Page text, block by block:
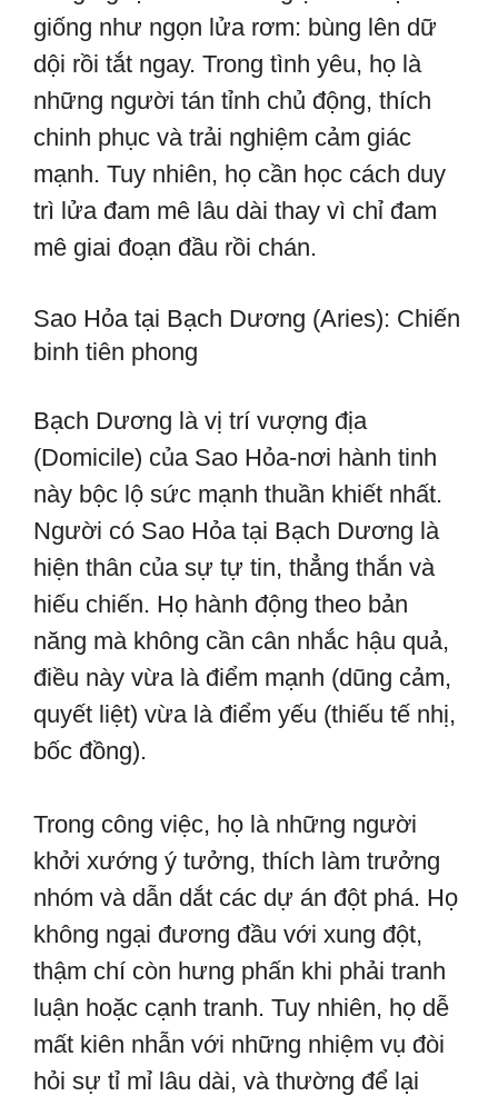
giống như ngọn lửa rơm: bùng lên dữ
dội rồi tắt ngay. Trong tình yêu, họ là
những người tán tỉnh chủ động, thích
chinh phục và trải nghiệm cảm giác
mạnh. Tuy nhiên, họ cần học cách duy
trì lửa đam mê lâu dài thay vì chỉ đam
mê giai đoạn đầu rồi chán.
Sao Hỏa tại Bạch Dương (Aries): Chiến
binh tiên phong
Bạch Dương là vị trí vượng địa
(Domicile) của Sao Hỏa-nơi hành tinh
này bộc lộ sức mạnh thuần khiết nhất.
Người có Sao Hỏa tại Bạch Dương là
hiện thân của sự tự tin, thẳng thắn và
hiếu chiến. Họ hành động theo bản
năng mà không cần cân nhắc hậu quả,
điều này vừa là điểm mạnh (dũng cảm,
quyết liệt) vừa là điểm yếu (thiếu tế nhị,
bốc đồng).
Trong công việc, họ là những người
khởi xướng ý tưởng, thích làm trưởng
nhóm và dẫn dắt các dự án đột phá. Họ
không ngại đương đầu với xung đột,
thậm chí còn hưng phấn khi phải tranh
luận hoặc cạnh tranh. Tuy nhiên, họ dễ
mất kiên nhẫn với những nhiệm vụ đòi
hỏi sự tỉ mỉ lâu dài, và thường để lại